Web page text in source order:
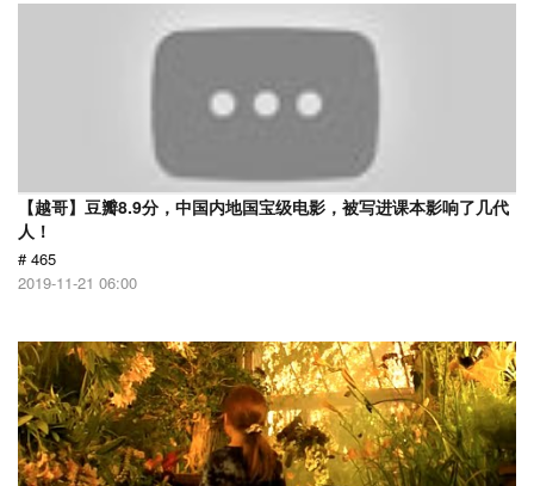
【越哥】豆瓣8.9分，中国内地国宝级电影，被写进课本影响了几代
人！
# 465
2019-11-21 06:00